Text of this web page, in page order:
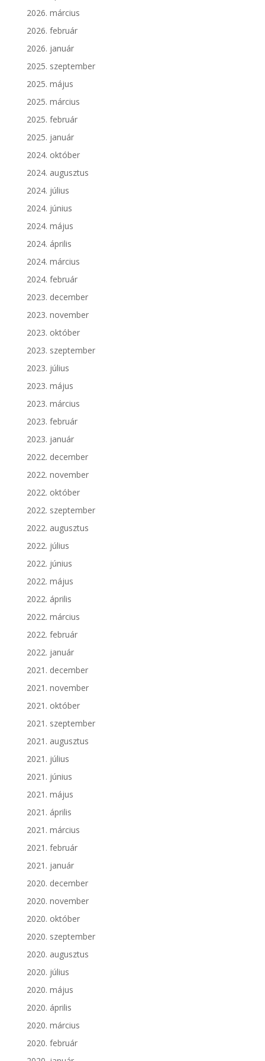
2026. március
2026. február
2026. január
2025. szeptember
2025. május
2025. március
2025. február
2025. január
2024. október
2024. augusztus
2024. július
2024. június
2024. május
2024. április
2024. március
2024. február
2023. december
2023. november
2023. október
2023. szeptember
2023. július
2023. május
2023. március
2023. február
2023. január
2022. december
2022. november
2022. október
2022. szeptember
2022. augusztus
2022. július
2022. június
2022. május
2022. április
2022. március
2022. február
2022. január
2021. december
2021. november
2021. október
2021. szeptember
2021. augusztus
2021. július
2021. június
2021. május
2021. április
2021. március
2021. február
2021. január
2020. december
2020. november
2020. október
2020. szeptember
2020. augusztus
2020. július
2020. május
2020. április
2020. március
2020. február